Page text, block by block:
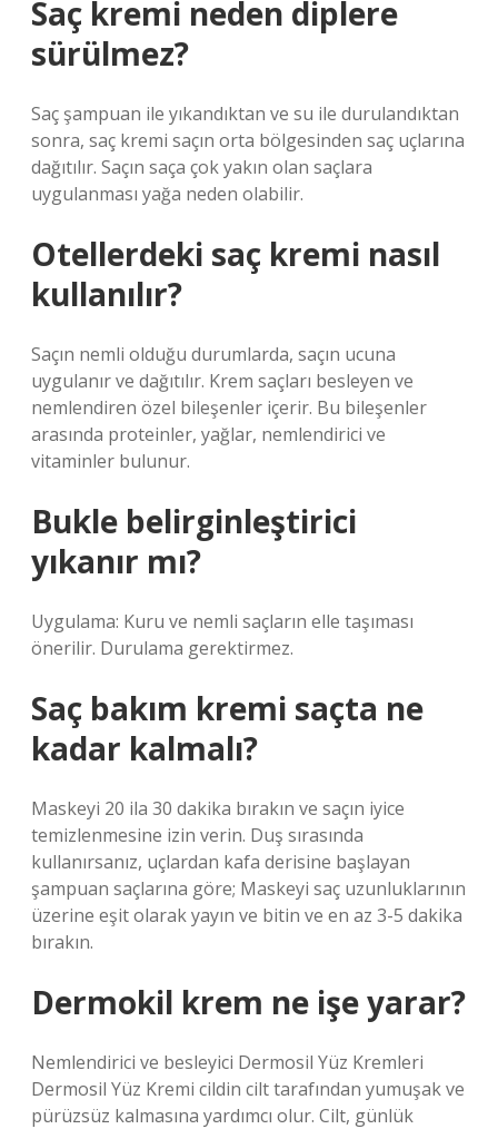
Saç kremi neden diplere
sürülmez?
Saç şampuan ile yıkandıktan ve su ile durulandıktan
sonra, saç kremi saçın orta bölgesinden saç uçlarına
dağıtılır. Saçın saça çok yakın olan saçlara
uygulanması yağa neden olabilir.
Otellerdeki saç kremi nasıl
kullanılır?
Saçın nemli olduğu durumlarda, saçın ucuna
uygulanır ve dağıtılır. Krem saçları besleyen ve
nemlendiren özel bileşenler içerir. Bu bileşenler
arasında proteinler, yağlar, nemlendirici ve
vitaminler bulunur.
Bukle belirginleştirici
yıkanır mı?
Uygulama: Kuru ve nemli saçların elle taşıması
önerilir. Durulama gerektirmez.
Saç bakım kremi saçta ne
kadar kalmalı?
Maskeyi 20 ila 30 dakika bırakın ve saçın iyice
temizlenmesine izin verin. Duş sırasında
kullanırsanız, uçlardan kafa derisine başlayan
şampuan saçlarına göre; Maskeyi saç uzunluklarının
üzerine eşit olarak yayın ve bitin ve en az 3-5 dakika
bırakın.
Dermokil krem ne işe yarar?
Nemlendirici ve besleyici Dermosil Yüz Kremleri
Dermosil Yüz Kremi cildin cilt tarafından yumuşak ve
pürüzsüz kalmasına yardımcı olur. Cilt, günlük